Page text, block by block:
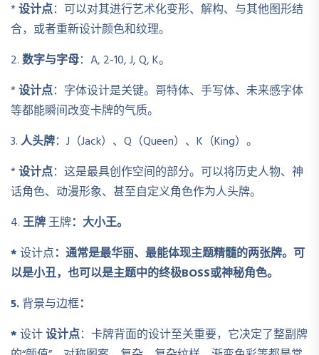
*设计点：可以对其进行艺术化变形、解构、与其他图形结
合，或者重新设计颜色和纹理。
2.数字与字母：A, 2-10, J, Q, K。
*设计点：字体设计是关键。哥特体、手写体、未来感字体
等都能瞬间改变卡牌的气质。
3.人头牌：J（Jack）、Q（Queen）、K（King）。
*设计点：这是最具创作空间的部分。可以将历史人物、神
话角色、动漫形象、甚至自定义角色作为人头牌。
4.王牌王牌：大小王。
*设计点：通常是最华丽、最能体现主题精髓的两张牌。可
以是小丑，也可以是主题中的终极BOSS或神秘角色。
5.背景与边框：
*设计设计点：卡牌背面的设计至关重要，它决定了整副牌